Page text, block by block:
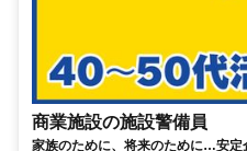
商業施設の施設警備員
家族のために、将来のために…安定